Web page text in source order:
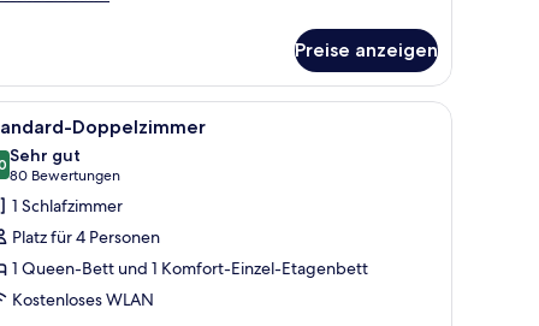
Preise anzeigen
und einer Tür zu einem Badezimmer.
Holzkopfende, einem Nachttisch mit Telefon und einem Fenster mit
Allergikerbettwaren, Zimmersafe,
6 Doppelzimmer
von 10
Sehr gut
80 Bewertungen
(80
Bewertungen)
1 Schlafzimmer
Platz für 4 Personen
1 Queen-Bett und 1 Komfort-Einzel-Etagenbett
Kostenloses WLAN